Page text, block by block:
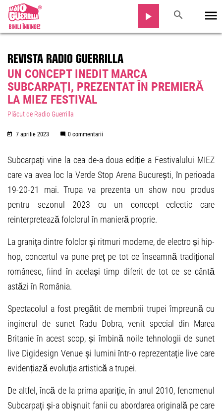
REVISTA RADIO GUERRILLA
UN CONCEPT INEDIT MARCA
SUBCARPAȚI, PREZENTAT ÎN PREMIERĂ
LA MIEZ FESTIVAL
Plăcut de Radio Guerrilla
7 aprilie 2023 0 commentarii
Subcarpați vine la cea de-a doua ediție a Festivalului MIEZ
care va avea loc la Verde Stop Arena București, în perioada
19-20-21 mai. Trupa va prezenta un show nou produs
pentru sezonul 2023 cu un concept eclectic care
reinterpretează folclorul în manieră proprie.
La granița dintre folclor și ritmuri moderne, de electro și hip-
hop, concertul va pune preț pe tot ce înseamnă tradițional
românesc, fiind în același timp diferit de tot ce se cântă
astăzi în România.
Spectacolul a fost pregătit de membrii trupei împreună cu
inginerul de sunet Radu Dobra, venit special din Marea
Britanie în acest scop, și îmbină noile tehnologii de sunet
live Digidesign Venue și lumini într-o reprezentație live care
evidențiază evoluția artistică a trupei.
De altfel, încă de la prima apariție, în anul 2010, fenomenul
Subcarpați și-a obișnuit fanii cu abordarea originală pe care